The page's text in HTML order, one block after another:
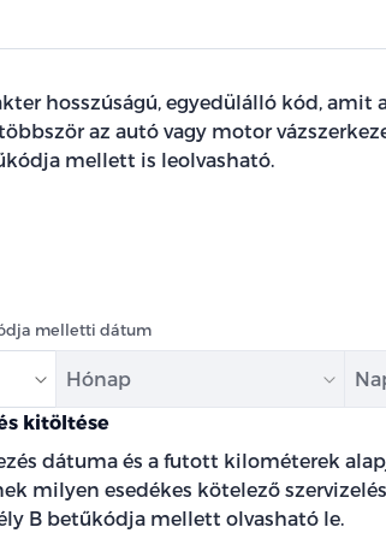
hosszúságú, egyedülálló kód, amit
az autó vagy motor
mellett is leolvasható.
melletti dátum
kitöltése
dátuma és a futott kilométerek
milyen esedékes kötelező
B betűkódja mellett olvasható le.